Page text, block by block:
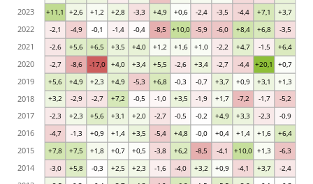
-3,0 +5,8 -0,3 +2,5 +2,3 -1,6 -4,0 +3,2 +0,9 -4,1 +3,7 -2,4
+7,8 +7,5 +1,8 +0,7 +0,5 -3,8 +6,2 -8,5 -4,1 +10,0 +1,3 -6,3
-4,7 -1,3 +0,9 +1,4 +3,5 -5,4 +4,8 -0,0 +0,4 +1,4 +1,6 +6,4
-2,3 +2,3 +5,6 +3,1 +2,0 -2,7 -0,5 -0,2 +4,9 +3,3 -2,3 -0,9
+3,2 -2,9 -2,7 +7,2 -0,5 -1,0 +3,5 -1,9 +1,7 -7,2 -1,7 -5,2
+5,6 +4,9 +2,3 +4,9 -5,3 +6,8 -0,3 -0,7 +3,7 +0,9 +3,1 +1,3
-2,7 -8,6 -17,0 +4,0 +3,4 +5,5 -2,6 +3,4 -2,7 -4,4 +20,1 +0,7
-2,6 +5,6 +6,5 +3,5 +4,0 +1,2 +1,6 +1,0 -2,2 +4,7 -1,5 +6,4
-2,1 -4,9 -0,1 -1,4 -0,4 -8,5 +10,0 -5,9 -6,0 +8,4 +6,8 -3,5
+11,1 +2,6 +1,2 +2,8 -3,3 +4,9 +0,6 -2,4 -3,5 -4,4 +7,1 +3,7
2014
2015
2016
2017
2018
2019
2020
2021
2022
2023